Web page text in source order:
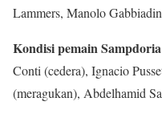
Lammers, Manolo
Kondisi pemain
Conti (cedera), Ignacio
(meragukan), Abdelhamid